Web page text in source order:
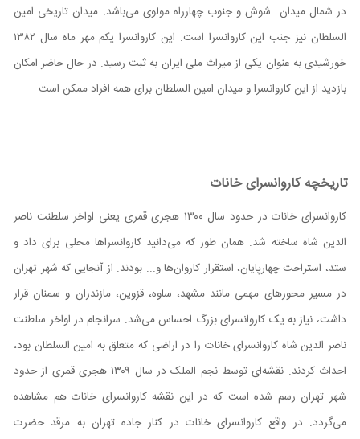
در شمال میدان شوش و جنوب چهارراه مولوی می‌باشد. میدان تاریخی امین
السلطان نیز جنب این کاروانسرا است. این کاروانسرا یکم مهر ماه سال ۱۳۸۲
خورشیدی به عنوان یکی از میراث ملی ایران به ثبت رسید. در حال حاضر امکان
بازدید از این کاروانسرا و میدان امین السلطان برای همه افراد ممکن است.
تاریخچه کاروانسرای خانات
کاروانسرای خانات در حدود سال ۱۳۰۰ هجری قمری یعنی اواخر سلطنت ناصر
الدین شاه ساخته شد. همان‌ طور که می‌دانید کاروانسرا‌ها محلی برای داد و
ستد، استراحت چهارپایان، استقرار کاروان‌ها و... بودند. از آنجایی که شهر تهران
در مسیر محور‌های مهمی مانند مشهد، ساوه، قزوین، مازندران و سمنان قرار
داشت، نیاز به یک کاروانسرای بزرگ احساس می‌شد. سرانجام در اواخر سلطنت
ناصر الدین شاه کاروانسرای خانات را در اراضی که متعلق به امین السلطان بود،
احداث کردند. نقشه‌ای توسط نجم الملک در سال ۱۳۰۹ هجری قمری از حدود
شهر تهران رسم شده است که در این نقشه کاروانسرای خانات هم مشاهده
می‌گردد. در‌ واقع کاروانسرای خانات در کنار جاده تهران به مرقد حضرت